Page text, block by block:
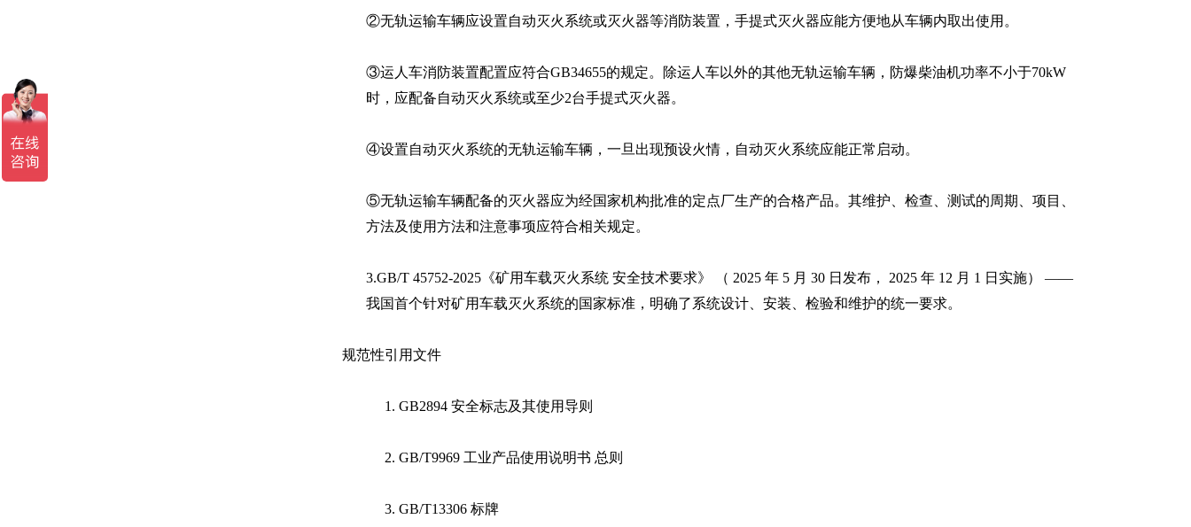
②无轨运输车辆应设置自动灭火系统或灭火器等消防装置，手提式灭火器应能方便地从车辆内取出使用 。
③运人车消防装置配置应符合GB34655的规定。除运人车以外的其他无轨运输车辆，防爆柴油机功率不小于70kW
时，应配备自动灭火系统或至少2台手提式灭火器。
④设置自动灭火系统的无轨运输车辆，一旦出现预设火情，自动灭火系统应能正常启动。
⑤无轨运输车辆配备的灭火器应为经国家机构批准的定点厂生产的合格产品。其维护、检查、测试的周期、项目、
方法及使用方法和注意事项应符合相关规定。
3.GB/T 45752-2025《矿用车载灭火系统 安全技术要求》 （ 2025 年5 月 30 日发布， 2025 年 12 月 1 日实施）
——
我国首个针对矿用车载灭火系统的国家标准，明确了系统设计、安装、检验和维护的统一要求。
规范性引用文件
1. GB2894 安全标志及其使用导则
2. GB/T9969 工业产品使用说明书 总则
3. GB/T13306 标牌